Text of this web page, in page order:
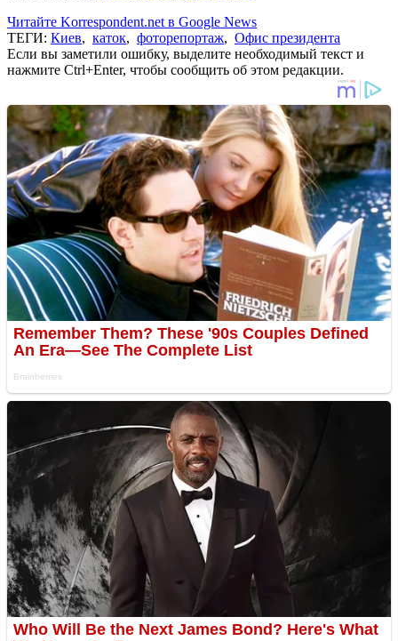
Читайте Korrespondent.net в Google News
ТЕГИ: Киев, каток, фоторепортаж, Офис президента
Если вы заметили ошибку, выделите необходимый текст и
нажмите Ctrl+Enter, чтобы сообщить об этом редакции.